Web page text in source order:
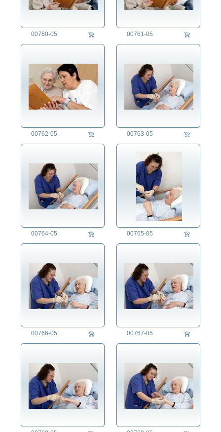
00760-05 00761-05
00762-05 00763-05
00764-05 00765-05
00766-05 00767-05